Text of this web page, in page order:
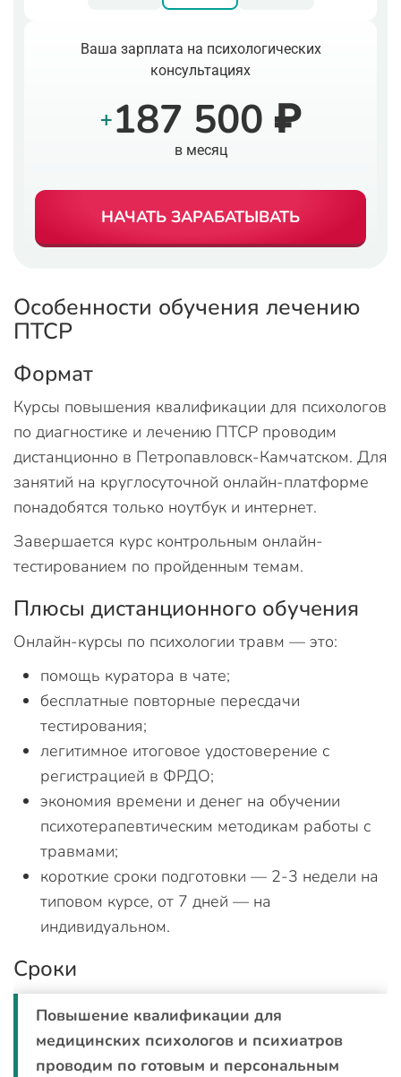
Ваша зарплата на психологических
консультациях
+187 500 ₽
в месяц
НАЧАТЬ ЗАРАБАТЫВАТЬ
Особенности обучения лечению
ПТСР
Формат
Курсы повышения квалификации для психологов
по диагностике и лечению ПТСР проводим
дистанционно в Петропавловск-Камчатском. Для
занятий на круглосуточной онлайн-платформе
понадобятся только ноутбук и интернет.
Завершается курс контрольным онлайн-
тестированием по пройденным темам.
Плюсы дистанционного обучения
Онлайн-курсы по психологии травм — это:
помощь куратора в чате;
бесплатные повторные пересдачи
тестирования;
легитимное итоговое удостоверение с
регистрацией в ФРДО;
экономия времени и денег на обучении
психотерапевтическим методикам работы с
травмами;
короткие сроки подготовки — 2-3 недели на
типовом курсе, от 7 дней — на
индивидуальном.
Сроки
Повышение квалификации для
медицинских психологов и психиатров
проводим по готовым и персональным